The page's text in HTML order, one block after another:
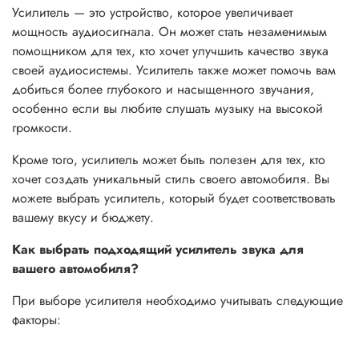
Усилитель — это устройство, которое увеличивает
мощность аудиосигнала. Он может стать незаменимым
помощником для тех, кто хочет улучшить качество звука
своей аудиосистемы. Усилитель также может помочь вам
добиться более глубокого и насыщенного звучания,
особенно если вы любите слушать музыку на высокой
громкости.
Кроме того, усилитель может быть полезен для тех, кто
хочет создать уникальный стиль своего автомобиля. Вы
можете выбрать усилитель, который будет соответствовать
вашему вкусу и бюджету.
Как выбрать подходящий усилитель звука для
вашего автомобиля?
При выборе усилителя необходимо учитывать следующие
факторы: